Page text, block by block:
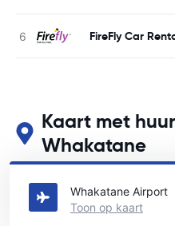
FireFly Car
Kaart met
Whakatane
Zie onze belangrijkste
Whakatane Airport
Toon op kaart